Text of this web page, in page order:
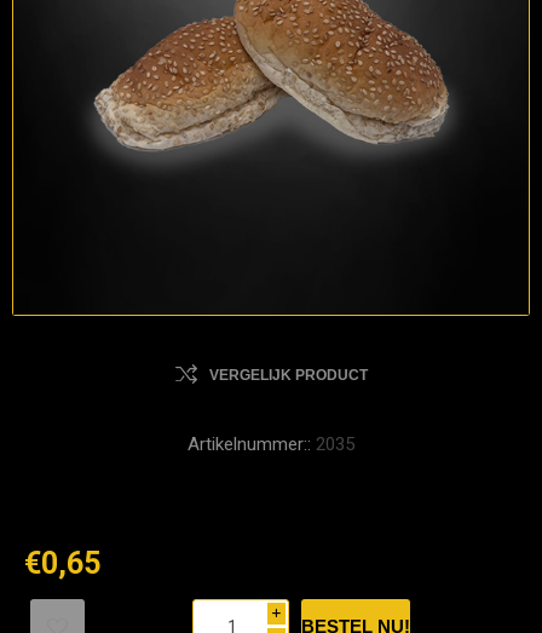
VERGELIJK PRODUCT
Artikelnummer:: 2035
€0,65
i